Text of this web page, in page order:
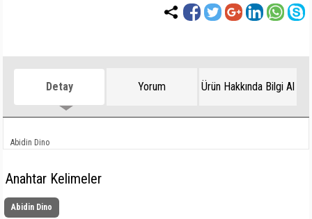
Detay Yorum Ürün Hakkında Bilgi Al
Abidin Dino
Anahtar Kelimeler
Abidin Dino